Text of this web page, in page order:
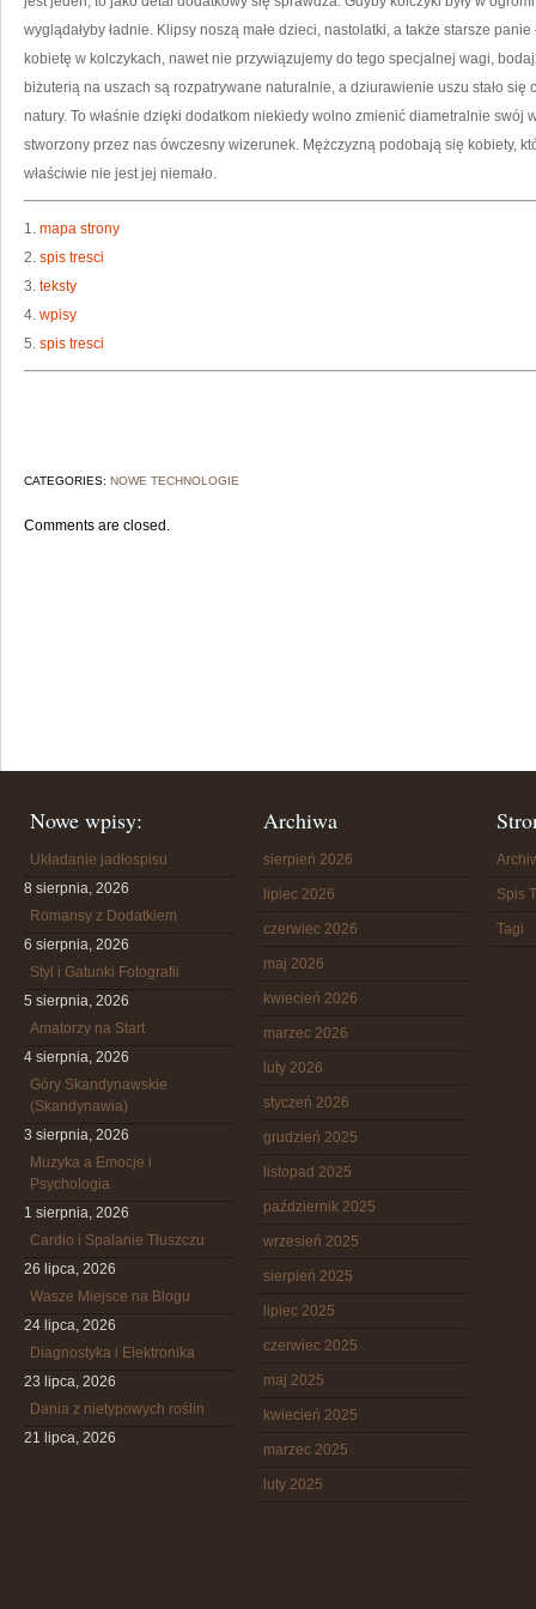
wyglądałyby ładnie. Klipsy noszą małe dzieci, nastolatki, a także starsze
kobietę w kolczykach, nawet nie przywiązujemy do tego specjalnej wagi,
biżuterią na uszach są rozpatrywane naturalnie, a dziurawienie uszu stało się
natury. To właśnie dzięki dodatkom niekiedy wolno zmienić diametralnie swój
stworzony przez nas ówczesny wizerunek. Mężczyzną podobają się kobiety,
właściwie nie jest jej niemało.
1. mapa strony
2. spis tresci
3. teksty
4. wpisy
5. spis tresci
CATEGORIES: NOWE TECHNOLOGIE
Comments are closed.
Nowe wpisy:
Układanie jadłospisu
8 sierpnia, 2026
Romansy z Dodatkiem
6 sierpnia, 2026
Styl i Gatunki Fotografii
5 sierpnia, 2026
Amatorzy na Start
4 sierpnia, 2026
Góry Skandynawskie
(Skandynawia)
3 sierpnia, 2026
Muzyka a Emocje i
Psychologia
1 sierpnia, 2026
Cardio i Spalanie Tłuszczu
26 lipca, 2026
Wasze Miejsce na Blogu
24 lipca, 2026
Diagnostyka i Elektronika
23 lipca, 2026
Dania z nietypowych roślin
21 lipca, 2026
Archiwa
sierpień 2026
lipiec 2026
czerwiec 2026
maj 2026
kwiecień 2026
marzec 2026
luty 2026
styczeń 2026
grudzień 2025
listopad 2025
październik 2025
wrzesień 2025
sierpień 2025
lipiec 2025
czerwiec 2025
maj 2025
kwiecień 2025
marzec 2025
luty 2025
Spis
Tagi